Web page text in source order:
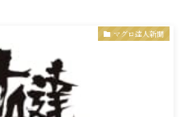
マグロ達人新聞